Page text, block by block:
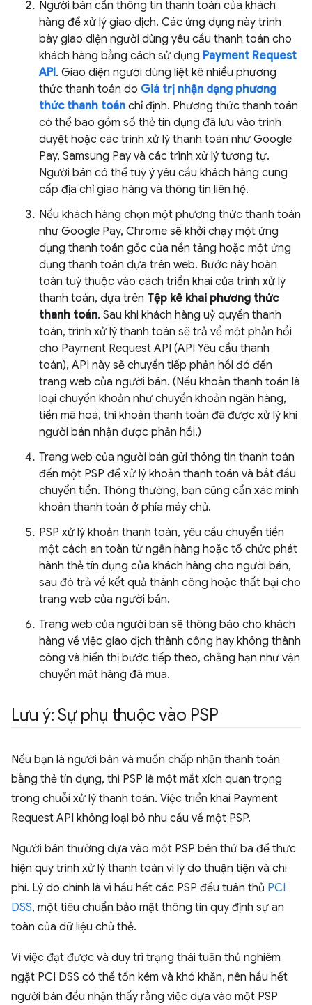
Người bán cần thông tin thanh toán của khách
hàng để xử lý giao dịch. Các ứng dụng này trình
bày giao diện người dùng yêu cầu thanh toán cho
khách hàng bằng cách sử dụng Payment Request
API. Giao diện người dùng liệt kê nhiều phương
thức thanh toán do Giá trị nhận dạng phương
thức thanh toán chỉ định. Phương thức thanh toán
có thể bao gồm số thẻ tín dụng đã lưu vào trình
duyệt hoặc các trình xử lý thanh toán như Google
Pay, Samsung Pay và các trình xử lý tương tự.
Người bán có thể tuỳ ý yêu cầu khách hàng cung
cấp địa chỉ giao hàng và thông tin liên hệ.
Nếu khách hàng chọn một phương thức thanh toán
như Google Pay, Chrome sẽ khởi chạy một ứng
dụng thanh toán gốc của nền tảng hoặc một ứng
dụng thanh toán dựa trên web. Bước này hoàn
toàn tuỳ thuộc vào cách triển khai của trình xử lý
thanh toán, dựa trên Tệp kê khai phương thức
thanh toán. Sau khi khách hàng uỷ quyền thanh
toán, trình xử lý thanh toán sẽ trả về một phản hồi
cho Payment Request API (API Yêu cầu thanh
toán), API này sẽ chuyển tiếp phản hồi đó đến
trang web của người bán. (Nếu khoản thanh toán là
loại chuyển khoản như chuyển khoản ngân hàng,
tiền mã hoá, thì khoản thanh toán đã được xử lý khi
người bán nhận được phản hồi.)
Trang web của người bán gửi thông tin thanh toán
đến một PSP để xử lý khoản thanh toán và bắt đầu
chuyển tiền. Thông thường, bạn cũng cần xác minh
khoản thanh toán ở phía máy chủ.
PSP xử lý khoản thanh toán, yêu cầu chuyển tiền
một cách an toàn từ ngân hàng hoặc tổ chức phát
hành thẻ tín dụng của khách hàng cho người bán,
sau đó trả về kết quả thành công hoặc thất bại cho
trang web của người bán.
Trang web của người bán sẽ thông báo cho khách
hàng về việc giao dịch thành công hay không thành
công và hiển thị bước tiếp theo, chẳng hạn như vận
chuyển mặt hàng đã mua.
Lưu ý: Sự phụ thuộc vào PSP
Nếu bạn là người bán và muốn chấp nhận thanh toán
bằng thẻ tín dụng, thì PSP là một mắt xích quan trọng
trong chuỗi xử lý thanh toán. Việc triển khai Payment
Request API không loại bỏ nhu cầu về một PSP.
Người bán thường dựa vào một PSP bên thứ ba để thực
hiện quy trình xử lý thanh toán vì lý do thuận tiện và chi
phí. Lý do chính là vì hầu hết các PSP đều tuân thủ PCI
DSS, một tiêu chuẩn bảo mật thông tin quy định sự an
toàn của dữ liệu chủ thẻ.
Vì việc đạt được và duy trì trạng thái tuân thủ nghiêm
ngặt PCI DSS có thể tốn kém và khó khăn, nên hầu hết
người bán đều nhận thấy rằng việc dựa vào một PSP